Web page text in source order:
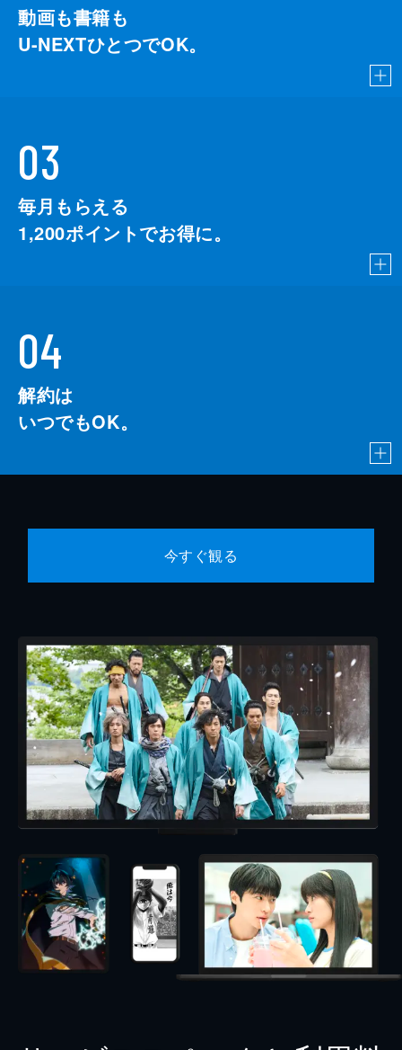
動画も書籍も
U-NEXTひとつでOK。
03
毎月もらえる
1,200ポイントでお得に。
04
解約は
いつでもOK。
今すぐ観る